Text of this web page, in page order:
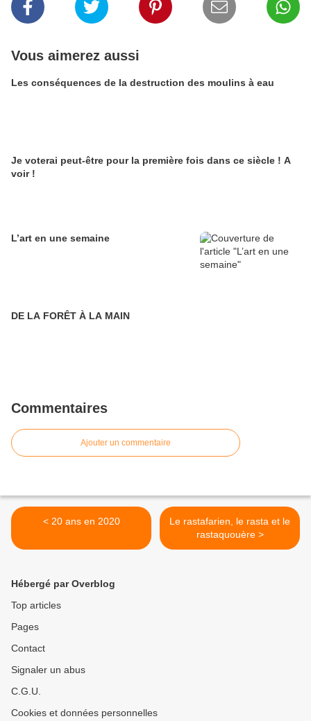
Vous aimerez aussi
Les conséquences de la destruction des moulins à eau
Je voterai peut-être pour la première fois dans ce siècle ! A
voir !
L’art en une semaine
DE LA FORÊT À LA MAIN
Commentaires
Ajouter un commentaire
< 20 ans en 2020
Le rastafarien, le rasta et le
rastaquouère >
Hébergé par Overblog
Top articles
Pages
Contact
Signaler un abus
C.G.U.
Cookies et données personnelles